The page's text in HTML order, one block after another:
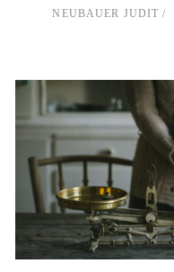
NEUBAUER JUDIT